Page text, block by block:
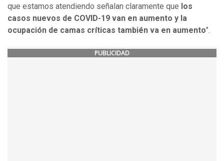
que estamos atendiendo señalan claramente que los
casos nuevos de COVID-19 van en aumento y la
ocupación de camas críticas también va en aumento".
PUBLICIDAD